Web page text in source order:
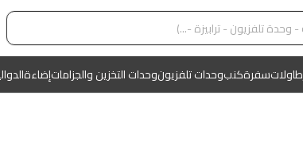
طاولاتسفرةكنبوحدات تلفزيونوحدات التخزين والجزاماتإضاءة